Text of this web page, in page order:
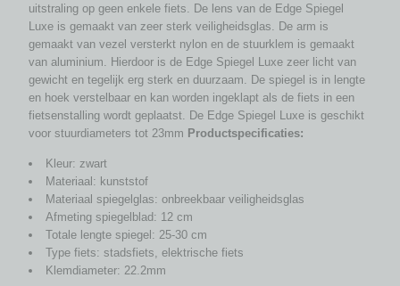
uitstraling op geen enkele fiets. De lens van de Edge Spiegel
Luxe is gemaakt van zeer sterk veiligheidsglas. De arm is
gemaakt van vezel versterkt nylon en de stuurklem is gemaakt
van aluminium. Hierdoor is de Edge Spiegel Luxe zeer licht van
gewicht en tegelijk erg sterk en duurzaam. De spiegel is in lengte
en hoek verstelbaar en kan worden ingeklapt als de fiets in een
fietsenstalling wordt geplaatst. De Edge Spiegel Luxe is geschikt
voor stuurdiameters tot 23mm Productspecificaties:
Kleur: zwart
Materiaal: kunststof
Materiaal spiegelglas: onbreekbaar veiligheidsglas
Afmeting spiegelblad: 12 cm
Totale lengte spiegel: 25-30 cm
Type fiets: stadsfiets, elektrische fiets
Klemdiameter: 22.2mm